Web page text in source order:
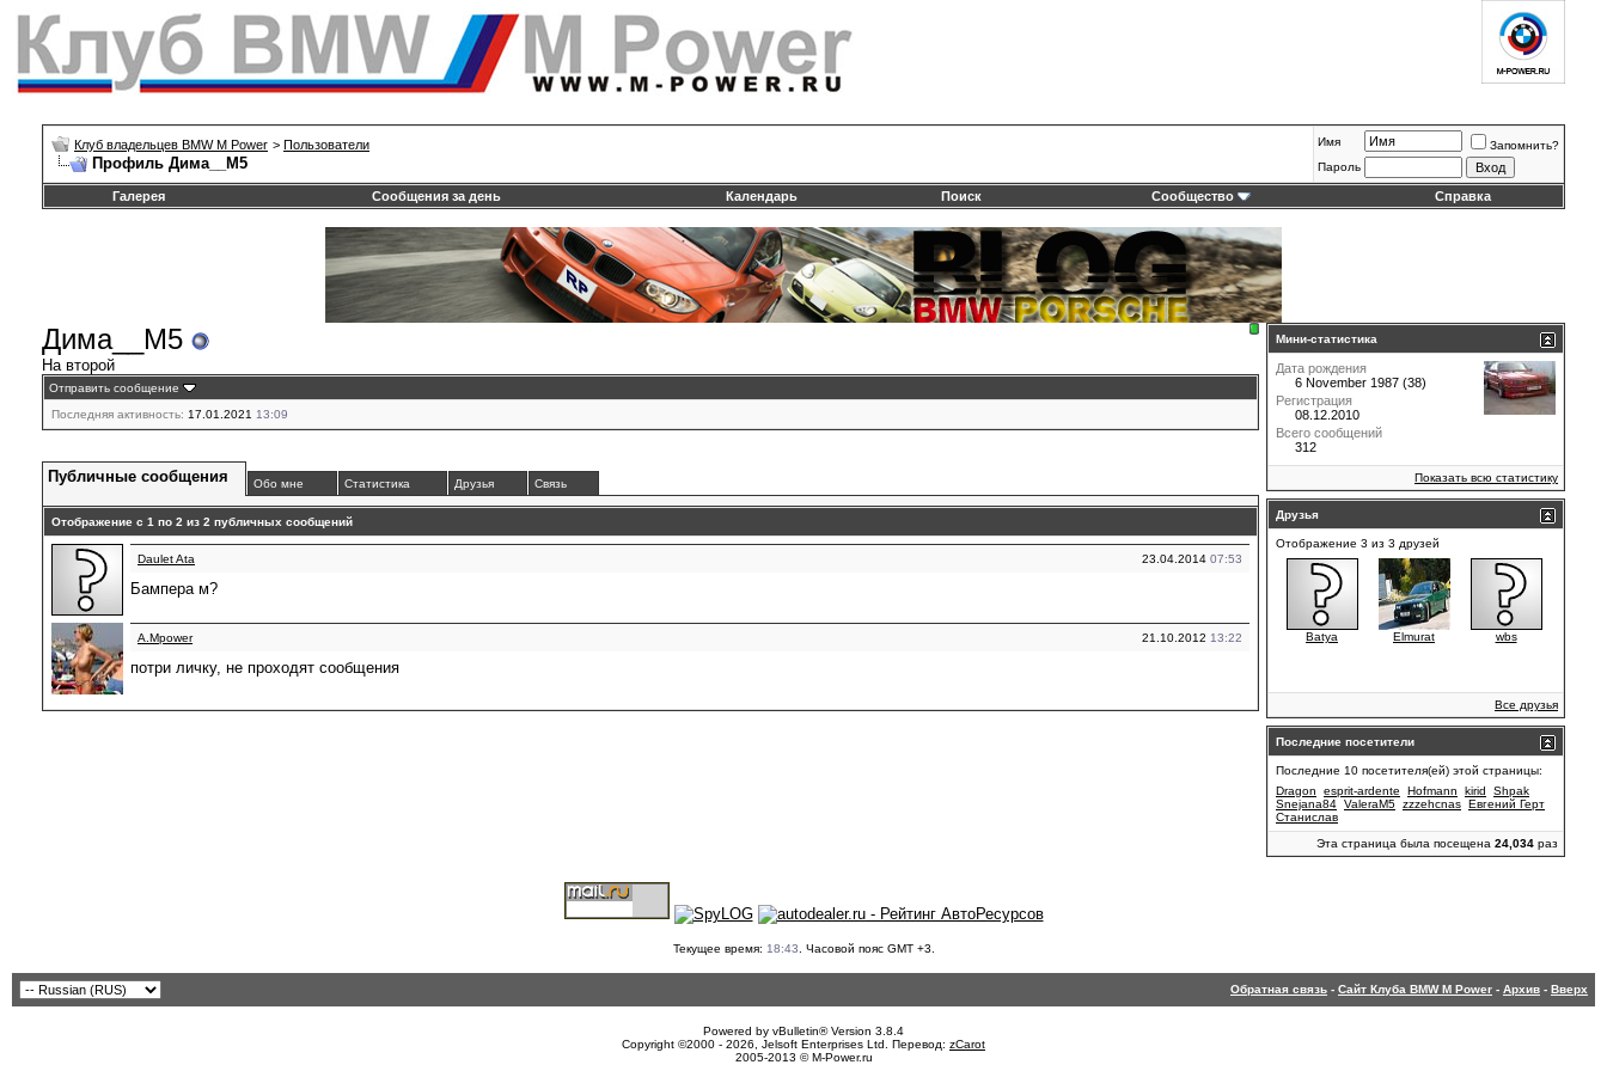
Клуб владельцев BMW M Power > Пользователи
Профиль Дима__М5
Имя
Запомнить?
Пароль
Галерея Сообщения за день Календарь Поиск Сообщество Справка
Дима__М5
На второй
Отправить сообщение
Последняя активность: 17.01.2021 13:09
Публичные сообщения Обо мне Статистика Друзья Связь
Отображение с 1 по 2 из 2 публичных сообщений
23.04.2014 07:53
Daulet Ata
Бампера м?
21.10.2012 13:22
A.Mpower
потри личку, не проходят сообщения
Мини-статистика
Дата рождения
6 November 1987 (38)
Регистрация
08.12.2010
Всего сообщений
312
Показать всю статистику
Друзья
Отображение 3 из 3 друзей
Batya Elmurat wbs
Все друзья
Последние посетители
Последние 10 посетителя(ей) этой страницы:
Dragon
esprit-ardente Hofmann kirid
Shpak
Snejana84 ValeraM5 zzzehcnas Евгений Герт
Станислав
Эта страница была посещена 24,034 раз
Текущее время: 18:43 . Часовой пояс GMT +3.
Обратная связь - Сайт Клуба BMW M Power - Архив - Вверх
Powered by vBulletin® Version 3.8.4
Copyright ©2000 - 2026, Jelsoft Enterprises Ltd. Перевод: zCarot
2005-2013 © M-Power.ru